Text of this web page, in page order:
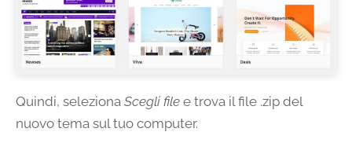
Quindi, seleziona Scegli file e trova il file .zip del
nuovo tema sul tuo computer.